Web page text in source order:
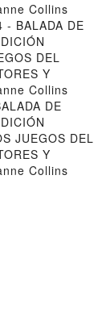
Collins
- BALADA DE
DEL
Y
Collins
DE
JUEGOS DEL
Y
Collins